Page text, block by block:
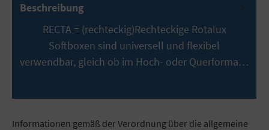
Beschreibung
RECTA = (rechteckig)Rechteckige Rotalux
Softboxen sind universell und flexibel
verwendbar, gleich ob im Hoch- oder Querforma…
Informationen gemäß der Verordnung über die allgemeine